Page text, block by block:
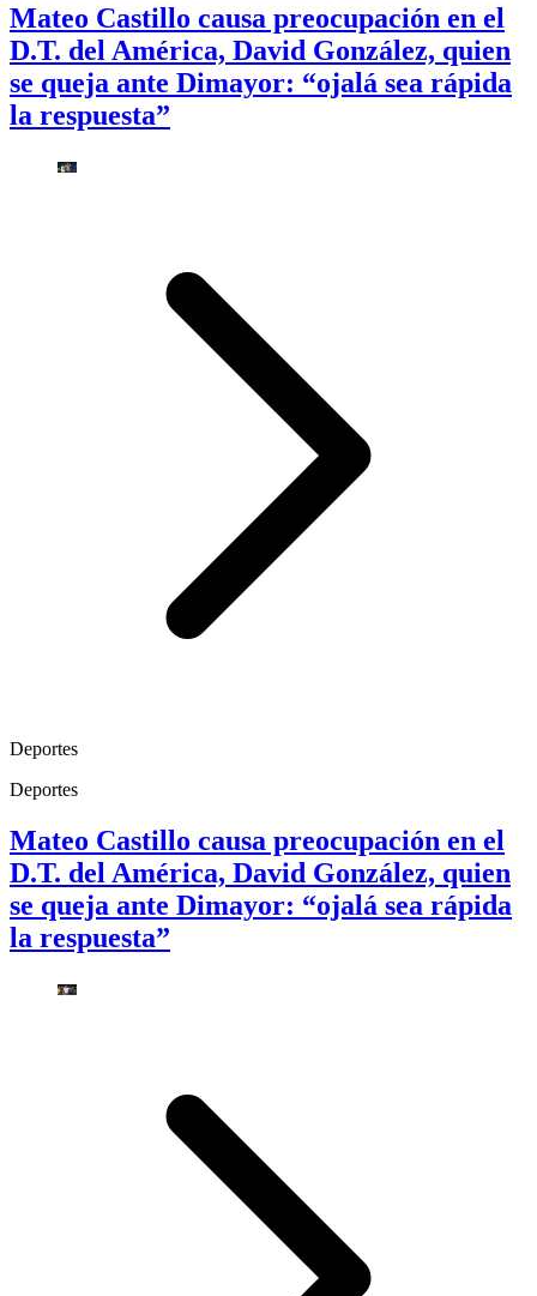
Mateo Castillo causa preocupación en el
D.T. del América, David González, quien
se queja ante Dimayor: “ojalá sea rápida
la respuesta”
Deportes
Deportes
Mateo Castillo causa preocupación en el
D.T. del América, David González, quien
se queja ante Dimayor: “ojalá sea rápida
la respuesta”